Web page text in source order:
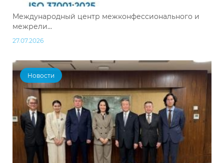
Международный центр межконфессионального и
межрели...
27.07.2026
Новости